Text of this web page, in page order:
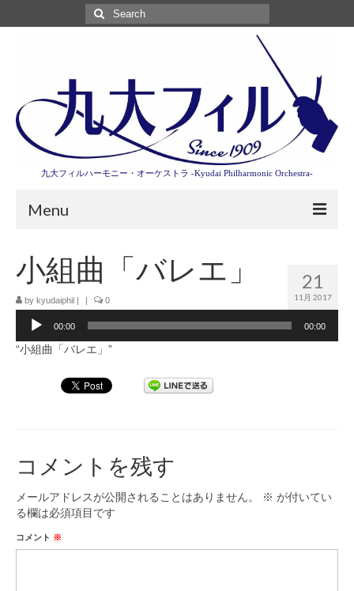
Search
for:
九大フィルハーモニー・オーケストラ -Kyudai Philharmonic Orchestra-
Menu
第3回東京特別演奏会特設ページ
演奏会情報
卒業記念演奏会2027
九大フィルとは
九大フィルの歴史
出張演奏
九大フィル特集ページ
団員専用ページ
21
11月 2017
小組曲「バレエ」
by kyudaiphil 0
プ
00:00 00:00
“小組曲「バレエ」”
コメントを残す
メールアドレスが公開されることはありません。 ※ が付いてい
る欄は必須項目です
コメント ※